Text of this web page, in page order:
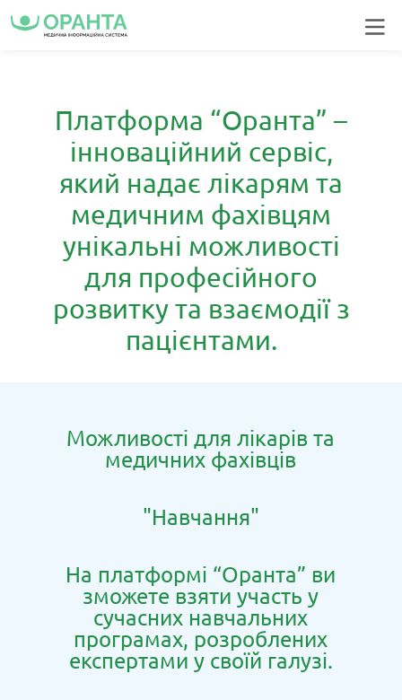
Вхід | Реєстрація
Платформа “Оранта” –
інноваційний сервіс,
який надає лікарям та
медичним фахівцям
унікальні можливості
для професійного
розвитку та взаємодії з
пацієнтами.
Можливості для лікарів та
медичних фахівців
"Навчання"
На платформі “Оранта” ви
зможете взяти участь у
сучасних навчальних
програмах, розроблених
експертами у своїй галузі.